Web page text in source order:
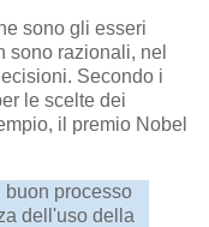
sono gli esseri
sono razionali, nel
Secondo i
le scelte dei
il premio Nobel
buon processo
dell'uso della